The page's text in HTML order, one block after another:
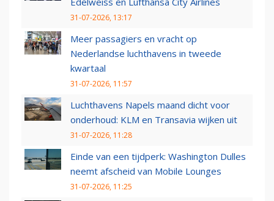
31-07-2026, 13:17
Meer passagiers en vracht op
Nederlandse luchthavens in tweede
kwartaal
31-07-2026, 11:57
Luchthavens Napels maand dicht voor
onderhoud: KLM en Transavia wijken uit
31-07-2026, 11:28
Einde van een tijdperk: Washington Dulles
neemt afscheid van Mobile Lounges
31-07-2026, 11:25